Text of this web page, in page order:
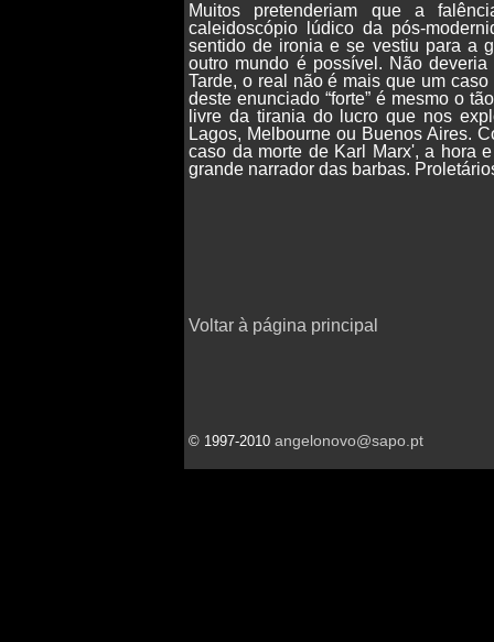
Muitos pretenderiam que a
caleidoscópio lúdico da pós-
sentido de ironia e se vestiu para a
outro mundo é possível. Não
Tarde, o real não é mais que um
deste enunciado “forte” é mesmo o
livre da tirania do lucro que nos
Lagos, Melbourne ou Buenos Aires.
caso da morte de Karl Marx', a hora
grande narrador das barbas.
Voltar à página principal
© 1997-2010 angelonovo@sapo.pt